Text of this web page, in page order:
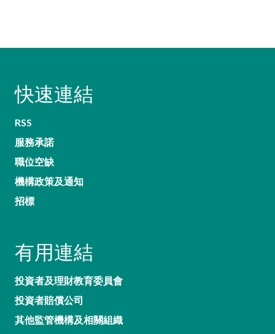
快速連結
RSS
服務承諾
職位空缺
機構政策及通知
招標
有用連結
投資者及理財教育委員會
投資者賠償公司
其他監管機構及相關組織